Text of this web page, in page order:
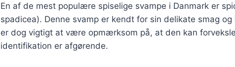
En af de mest populære spiselige svampe i Danmark er
spadicea). Denne svamp er kendt for sin delikate smag
er dog vigtigt at være opmærksom på, at den kan
identifikation er afgørende.